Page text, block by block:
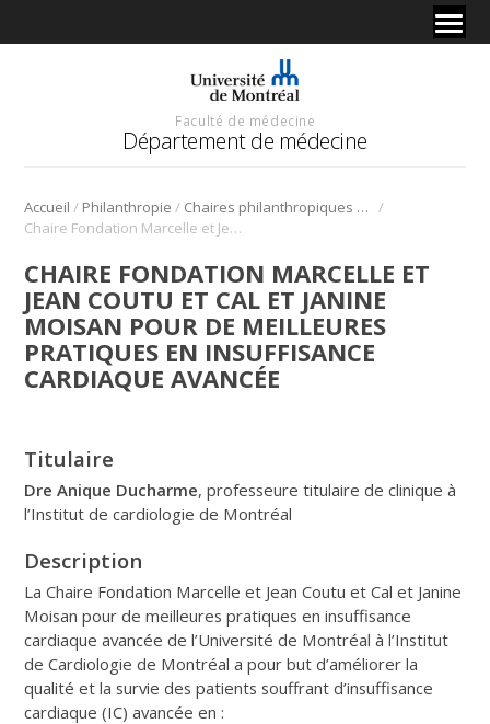
Faculté de médecine
Département de médecine
Accueil / Philanthropie / Chaires philanthropiques de recherche /
Chaire Fondation Marcelle et Jean Coutu et Cal et Janine Moisan pour de meilleures pratiques en insuffisance cardiaque avancée
CHAIRE FONDATION MARCELLE ET
JEAN COUTU ET CAL ET JANINE
MOISAN POUR DE MEILLEURES
PRATIQUES EN INSUFFISANCE
CARDIAQUE AVANCÉE
Titulaire
Dre Anique Ducharme, professeure titulaire de clinique à
l’Institut de cardiologie de Montréal
Description
La Chaire Fondation Marcelle et Jean Coutu et Cal et Janine
Moisan pour de meilleures pratiques en insuffisance
cardiaque avancée de l’Université de Montréal à l’Institut
de Cardiologie de Montréal a pour but d’améliorer la
qualité et la survie des patients souffrant d’insuffisance
cardiaque (IC) avancée en :